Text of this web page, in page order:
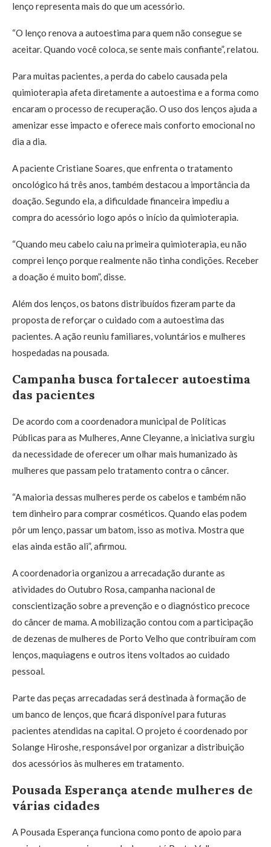
lenço representa mais do que um acessório.
“O lenço renova a autoestima para quem não consegue se
aceitar. Quando você coloca, se sente mais confiante”, relatou.
Para muitas pacientes, a perda do cabelo causada pela
quimioterapia afeta diretamente a autoestima e a forma como
encaram o processo de recuperação. O uso dos lenços ajuda a
amenizar esse impacto e oferece mais conforto emocional no
dia a dia.
A paciente Cristiane Soares, que enfrenta o tratamento
oncológico há três anos, também destacou a importância da
doação. Segundo ela, a dificuldade financeira impediu a
compra do acessório logo após o início da quimioterapia.
“Quando meu cabelo caiu na primeira quimioterapia, eu não
comprei lenço porque realmente não tinha condições. Receber
a doação é muito bom”, disse.
Além dos lenços, os batons distribuídos fizeram parte da
proposta de reforçar o cuidado com a autoestima das
pacientes. A ação reuniu familiares, voluntários e mulheres
hospedadas na pousada.
Campanha busca fortalecer autoestima
das pacientes
De acordo com a coordenadora municipal de Políticas
Públicas para as Mulheres, Anne Cleyanne, a iniciativa surgiu
da necessidade de oferecer um olhar mais humanizado às
mulheres que passam pelo tratamento contra o câncer.
“A maioria dessas mulheres perde os cabelos e também não
tem dinheiro para comprar cosméticos. Quando elas podem
pôr um lenço, passar um batom, isso as motiva. Mostra que
elas ainda estão ali”, afirmou.
A coordenadoria organizou a arrecadação durante as
atividades do Outubro Rosa, campanha nacional de
conscientização sobre a prevenção e o diagnóstico precoce
do câncer de mama. A mobilização contou com a participação
de dezenas de mulheres de Porto Velho que contribuíram com
lenços, maquiagens e outros itens voltados ao cuidado
pessoal.
Parte das peças arrecadadas será destinada à formação de
um banco de lenços, que ficará disponível para futuras
pacientes atendidas na capital. O projeto é coordenado por
Solange Hiroshe, responsável por organizar a distribuição
dos acessórios às mulheres em tratamento.
Pousada Esperança atende mulheres de
várias cidades
A Pousada Esperança funciona como ponto de apoio para